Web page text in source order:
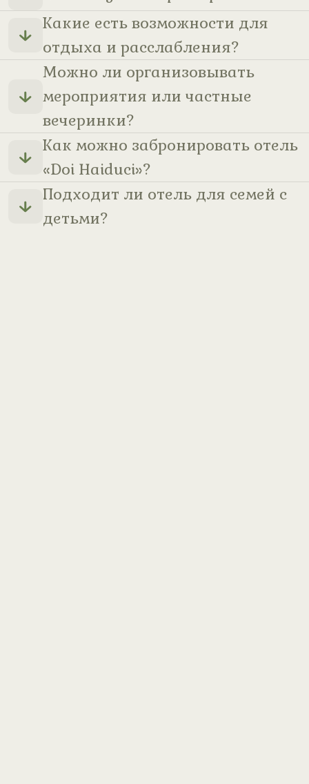
Какие есть возможности для
отдыха и расслабления?
Можно ли организовывать
мероприятия или частные
вечеринки?
Как можно забронировать отель
«Doi Haiduci»?
Подходит ли отель для семей с
детьми?